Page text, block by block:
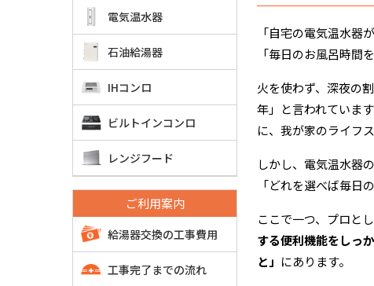
電気温水器
石油給湯器
IHコンロ
ビルトインコンロ
レンジフード
ご利用案内
給湯器交換の工事費用
工事完了までの流れ
「自宅の電気温水器
「毎日のお風呂時間
火を使わず、深夜の
年」と言われていま
に、我が家のライフ
しかし、電気温水器
「どれを選べば毎日
ここで一つ、プロと
する便利機能をしっ
と」 にあります。